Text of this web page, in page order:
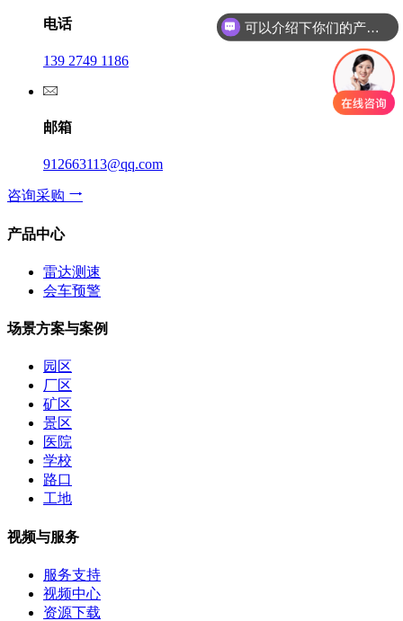
电话
139 2749 1186
邮箱
912663113@qq.com
咨询采购
产品中心
雷达测速
会车预警
场景方案与案例
园区
厂区
矿区
景区
医院
学校
路口
工地
视频与服务
服务支持
视频中心
资源下载
可以介绍下你们的产品么